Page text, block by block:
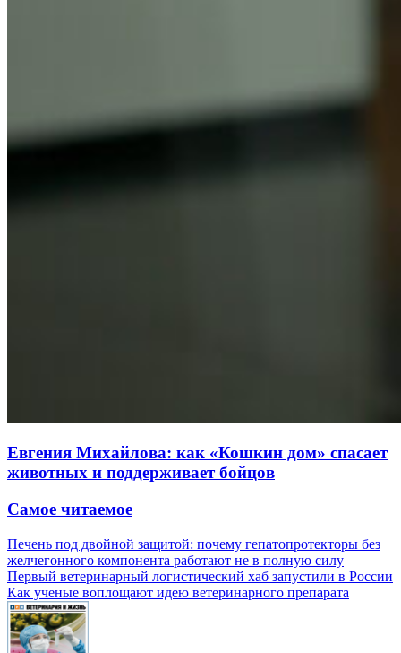
Евгения Михайлова: как «Кошкин дом» спасает
животных и поддерживает бойцов
Самое читаемое
Печень под двойной защитой: почему гепатопротекторы без
желчегонного компонента работают не в полную силу
Первый ветеринарный логистический хаб запустили в России
Как ученые воплощают идею ветеринарного препарата